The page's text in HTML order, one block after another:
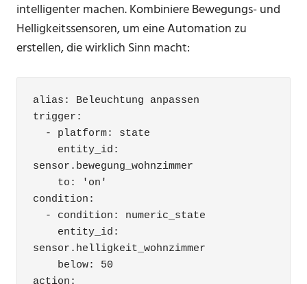
intelligenter machen. Kombiniere Bewegungs- und
Helligkeitssensoren, um eine Automation zu
erstellen, die wirklich Sinn macht:
alias: Beleuchtung anpassen
trigger:
sensor.bewegung_wohnzimmer
condition:
sensor.helligkeit_wohnzimmer